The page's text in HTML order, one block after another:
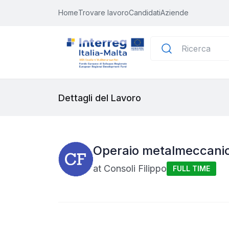
HomeTrovare lavoroCandidatiAziende
Dettagli del Lavoro
Operaio
at Consoli Filippo FULL TIME